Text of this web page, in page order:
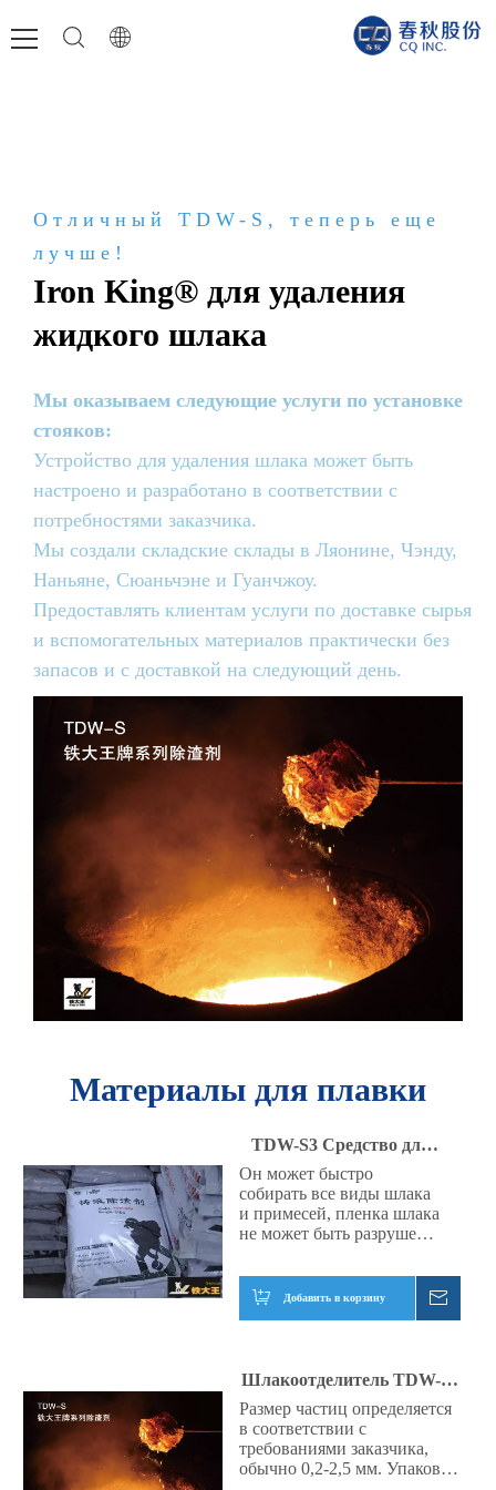
Отличный TDW-S, теперь еще
лучше!
Iron King® для удаления
жидкого шлака
Мы оказываем следующие услуги по установке
стояков:
Устройство для удаления шлака может быть
настроено и разработано в соответствии с
потребностями заказчика.
Мы создали складские склады в Ляонине, Чэнду,
Наньяне, Сюаньчэне и Гуанчжоу.
Предоставлять клиентам услуги по доставке сырья
и вспомогательных материалов практически без
запасов и с доставкой на следующий день.
Материалы для плавки
TDW-S3 Средство для
удаления шлака из литой
стали
Он может быстро
собирать все виды шлака
и примесей, пленка шлака
не может быть разрушена,
за один раз, а шлак можно
полностью удалить.
Добавить в корзину
Шлакоотделитель TDW-S4
для чугуна
Размер частиц определяется
в соответствии с
требованиями заказчика,
обычно 0,2-2,5 мм. Упаковка: